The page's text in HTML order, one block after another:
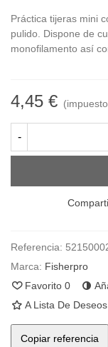
Práctica tijeras mini
pulido. Dispone de
monofilamento así
4,45 €
-
Referencia:
Marca: Fisherpro
Favorito 0
A Lista De Deseos
Copiar referencia